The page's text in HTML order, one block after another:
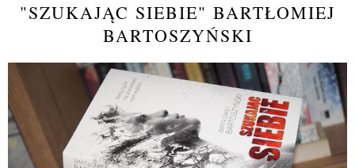
"SZUKAJĄC SIEBIE" BARTŁOMIEJ
BARTOSZYŃSKI